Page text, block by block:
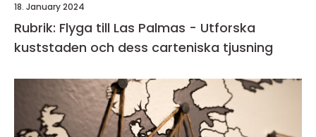
18. January 2024
Rubrik: Flyga till Las Palmas - Utforska
kuststaden och dess carteniska tjusning